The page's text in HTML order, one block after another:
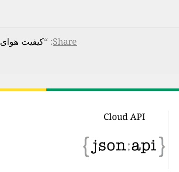
Share
: “کیفیت هوای Fukuokacho, Takamatsu, Kagawa, Japan
Cloud API